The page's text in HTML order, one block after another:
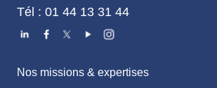
Tél : 01 44 13 31 44
Nos missions & expertises